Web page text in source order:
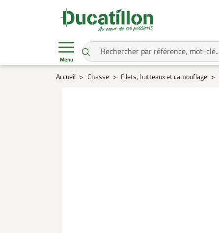
Menu
Accueil Chasse Filets, hutteaux et camouflage